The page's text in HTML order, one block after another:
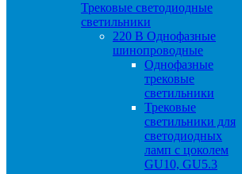
Трековые светодиодные
светильники
220 B Однофазные
шинопроводные
Однофазные
трековые
светильники
Трековые
светильники для
светодиодных
ламп с цоколем
GU10, GU5.3